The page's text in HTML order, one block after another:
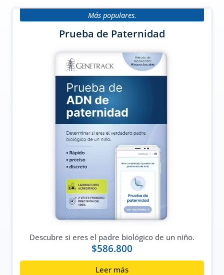
Más populares.
Prueba de Paternidad
Descubre si eres el padre biológico de un niño.
$586.800
Leer más